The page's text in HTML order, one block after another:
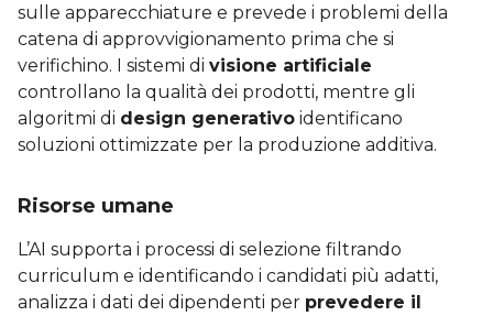
sulle apparecchiature e prevede i problemi della
catena di approvvigionamento prima che si
verifichino. I sistemi di visione artificiale
controllano la qualità dei prodotti, mentre gli
algoritmi di design generativo identificano
soluzioni ottimizzate per la produzione additiva.
Risorse umane
L’AI supporta i processi di selezione filtrando
curriculum e identificando i candidati più adatti,
analizza i dati dei dipendenti per prevedere il